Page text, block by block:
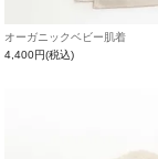
オーガニックベビー肌着
4,400円(税込)